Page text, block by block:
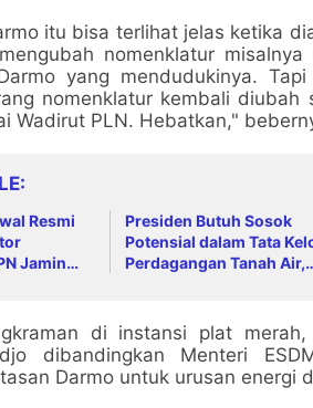
itu bisa terlihat jelas ketika
nomenklatur
yang mendudukinya.
nomenklatur kembali
Wadirut PLN. Hebatkan,"
Resmi
Jamin
Presiden Butuh Sosok
Potensial dalam Tata
Perdagangan Tanah Air,
di instansi plat
dibandingkan Menteri
Darmo untuk urusan energi